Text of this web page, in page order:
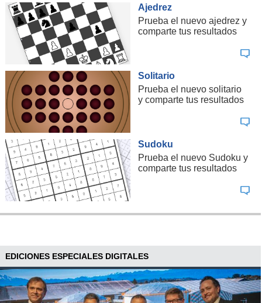
Ajedrez
Prueba el nuevo ajedrez y
comparte tus resultados
Solitario
Prueba el nuevo solitario
y comparte tus resultados
Sudoku
Prueba el nuevo Sudoku y
comparte tus resultados
EDICIONES ESPECIALES DIGITALES